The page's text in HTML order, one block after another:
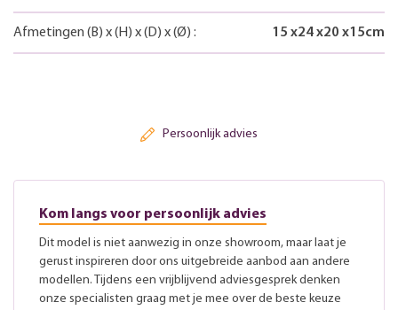
Afmetingen (B) x(H) x(D) x(Ø) : 15 x24x20 x15cm
Persoonlijk advies
Kom langs voor persoonlijk advies
Dit model is niet aanwezig in onze showroom, maar laat je
gerust inspireren door ons uitgebreide aanbod aan andere
modellen. Tijdens een vrijblijvend adviesgesprek denken
onze specialisten graag met je mee over de beste keuze